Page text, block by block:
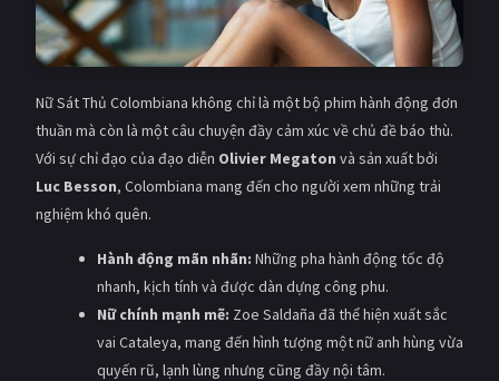
Nữ Sát Thủ Colombiana không chỉ là một bộ phim hành động đơn
thuần mà còn là một câu chuyện đầy cảm xúc về chủ đề báo thù.
Với sự chỉ đạo của đạo diễn Olivier Megaton và sản xuất bởi
Luc Besson, Colombiana mang đến cho người xem những trải
nghiệm khó quên.
Hành động mãn nhãn: Những pha hành động tốc độ
nhanh, kịch tính và được dàn dựng công phu.
Nữ chính mạnh mẽ: Zoe Saldaña đã thể hiện xuất sắc
vai Cataleya, mang đến hình tượng một nữ anh hùng vừa
quyến rũ, lạnh lùng nhưng cũng đầy nội tâm.